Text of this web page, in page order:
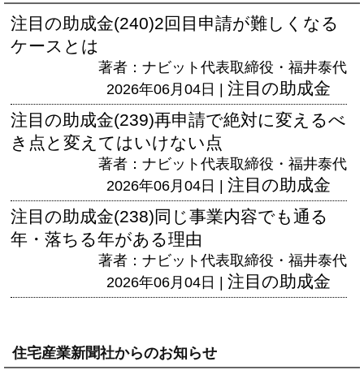
注目の助成金(240)2回目申請が難しくなる
ケースとは
著者：ナビット代表取締役・福井泰代
2026年06月04日 | 注目の助成金
注目の助成金(239)再申請で絶対に変えるべ
き点と変えてはいけない点
著者：ナビット代表取締役・福井泰代
2026年06月04日 | 注目の助成金
注目の助成金(238)同じ事業内容でも通る
年・落ちる年がある理由
著者：ナビット代表取締役・福井泰代
2026年06月04日 | 注目の助成金
住宅産業新聞社からのお知らせ